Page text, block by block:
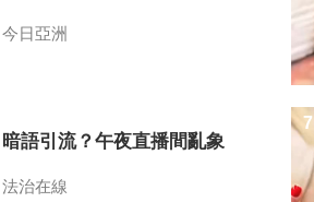
今日亞洲
暗語引流？午夜直播間亂象
法治在線
7